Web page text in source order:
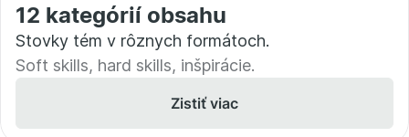
12 kategórií obsahu
Stovky tém v rôznych formátoch.
Soft skills, hard skills, inšpirácie.
Zistiť viac